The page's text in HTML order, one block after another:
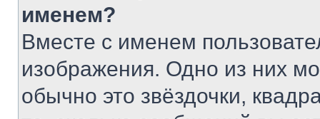
именем?
Вместе с именем
изображения. Одно из них
обычно это звёздочки,